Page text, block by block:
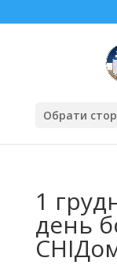
Обрати
1
день